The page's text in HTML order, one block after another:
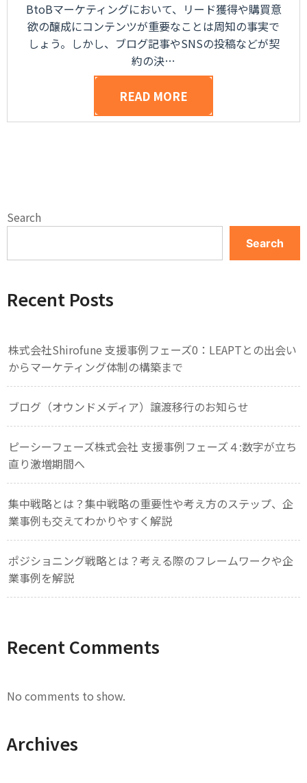
BtoBマーケティングにおいて、リード獲得や購買意
欲の醸成にコンテンツが重要なことは周知の事実で
しょう。しかし、ブログ記事やSNSの投稿などが契
約の決…
READ MORE
Search
Search
Recent Posts
株式会社Shirofune 支援事例フェーズ0：LEAPTとの出会い
からマーケティング体制の構築まで
ブログ（オウンドメディア）譲渡移行のお知らせ
ピーシーフェーズ株式会社 支援事例フェーズ４:数字が立ち
直り激増期間へ
集中戦略とは？集中戦略の重要性や考え方のステップ、企
業事例も交えてわかりやすく解説
ポジショニング戦略とは？考える際のフレームワークや企
業事例を解説
Recent Comments
No comments to show.
Archives